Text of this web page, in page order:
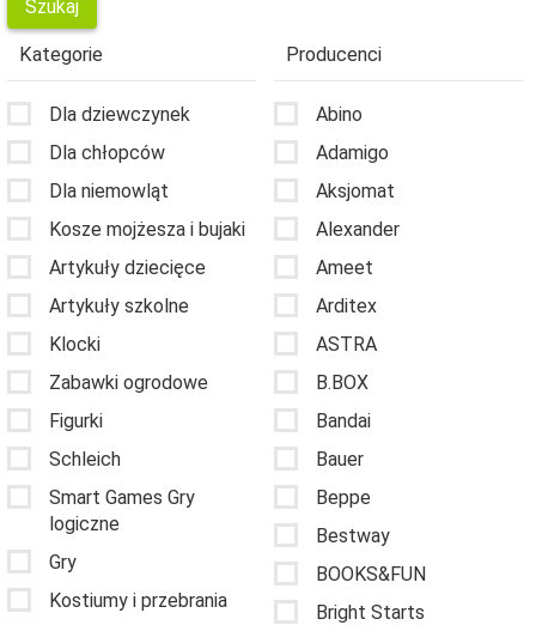
Kategorie
Dla dziewczynek
Dla chłopców
Dla niemowląt
Kosze mojżesza i bujaki
Artykuły dziecięce
Artykuły szkolne
Klocki
Zabawki ogrodowe
Figurki
Schleich
Smart Games Gry
logiczne
Gry
Kostiumy i przebrania
Producenci
Abino
Adamigo
Aksjomat
Alexander
Ameet
Arditex
ASTRA
B.BOX
Bandai
Bauer
Beppe
Bestway
BOOKS&FUN
Bright Starts